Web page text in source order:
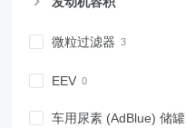
微粒过滤器
EEV
车用尿素 (AdBlue) 储罐